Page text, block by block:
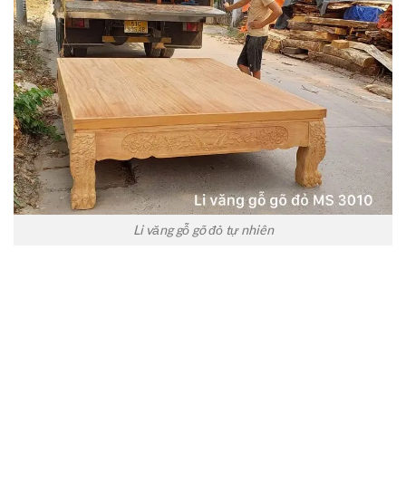
Li văng gỗ gõ đỏ tự nhiên